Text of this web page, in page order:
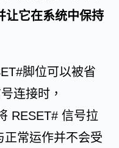
让它在系统中保持
脚位可以被省
连接时，
RESET# 信号拉
正常运作并不会受